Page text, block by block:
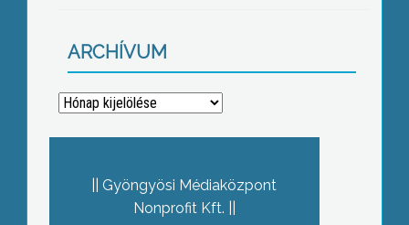
ARCHÍVUM
Archívum
Gyöngyösi Médiaközpont
Nonprofit Kft.